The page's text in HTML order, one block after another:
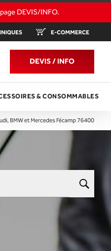
E-COMMERCE
DEVIS / INFO
& CONSOMMABLES
BMW et Mercedes Fécamp 76400